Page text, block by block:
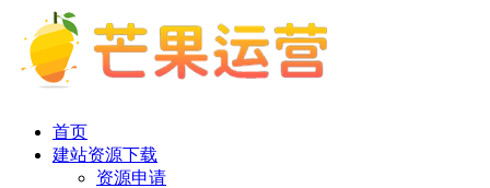
首页
建站资源下载
资源申请